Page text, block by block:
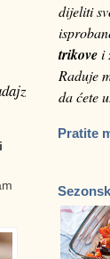
dijeliti
trikovei
Raduje
da ćete
Pratite